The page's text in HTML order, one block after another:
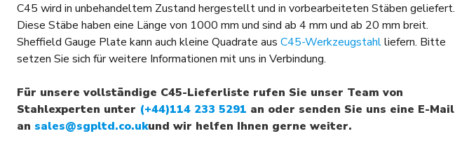
C45 wird in unbehandeltem Zustand hergestellt und in vorbearbeiteten Stäben geliefert.
Diese Stäbe haben eine Länge von 1000 mm und sind ab 4 mm und ab 20 mm breit.
Sheffield Gauge Plate kann auch kleine Quadrate aus C45-Werkzeugstahlliefern. Bitte
setzen Sie sich für weitere Informationen mit uns in Verbindung.
Für unsere vollständige C45-Lieferliste rufen Sie unser Team von
Stahlexperten unter (+44)114 233 5291 an oder senden Sie uns eine E-Mail
an sales@sgpltd.co.ukund wir helfen Ihnen gerne weiter.